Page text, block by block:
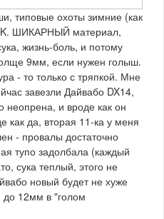
типовые охоты зимние (как
ШИКАРНЫЙ материал,
жизнь-боль, и потому
9мм, если нужен голыш.
- то только с тряпкой. Мне
завезли Дайвабо DX14,
неопрена, и вроде как он
да, вторая 11-ка у меня
- провалы достаточно
тупо задолбала (каждый
сука теплый, этого не
новый будет не хуже
12мм в "голом